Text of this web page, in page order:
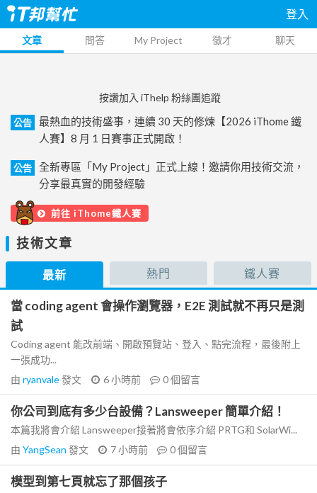
登入
文章 問答 My Project 徵才 聊天
按讚加入 iThelp 粉絲團追蹤
公告
最熱血的技術盛事，連續 30 天的修煉【2026 iThome 鐵
人賽】8 月 1 日賽事正式開啟！
公告
全新專區「My Project」正式上線！邀請你用技術交流，
分享最真實的開發經驗
前往 iThome鐵人賽
技術文章
最新 熱門 鐵人賽
當 coding agent 會操作瀏覽器，E2E 測試就不再只是測
試
Coding agent 能改前端、開啟預覽站、登入、點完流程，最後附上
一張成功...
由 ryanvale發文 6 小時前 0個留言
你公司到底有多少台設備？Lansweeper 簡單介紹！
本篇我將會介紹 Lansweeper接著將會依序介紹 PRTG和 SolarWi...
由 YangSean 發文 7 小時前 0個留言
模型到第七頁就忘了那個孩子